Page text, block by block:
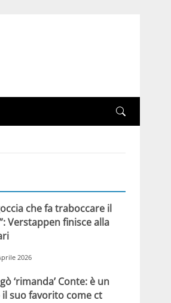
che fa traboccare il
Verstappen finisce alla
2026
‘rimanda’ Conte: è un
suo favorito come ct